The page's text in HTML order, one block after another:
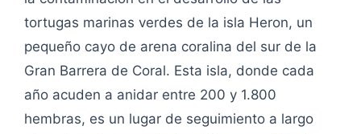
tortugas marinas verdes de la isla Heron, un
pequeño cayo de arena coralina del sur de la
Gran Barrera de Coral. Esta isla, donde cada
año acuden a anidar entre 200 y 1.800
hembras, es un lugar de seguimiento a largo